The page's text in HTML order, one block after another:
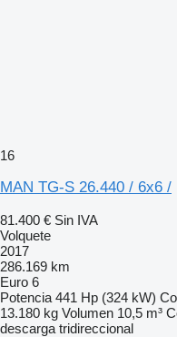
16
MAN TG-S 26.440 / 6x6 /
81.400 € Sin IVA
Volquete
2017
286.169 km
Euro 6
Potencia 441 Hp (324 kW)
13.180 kg Volumen 10,5 m³
descarga tridireccional